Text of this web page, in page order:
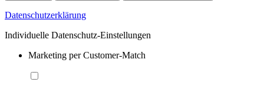
Datenschutzerklärung
Individuelle Datenschutz-Einstellungen
Marketing per Customer-Match